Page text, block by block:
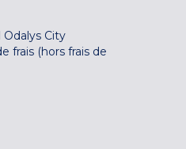
City
frais (hors frais de